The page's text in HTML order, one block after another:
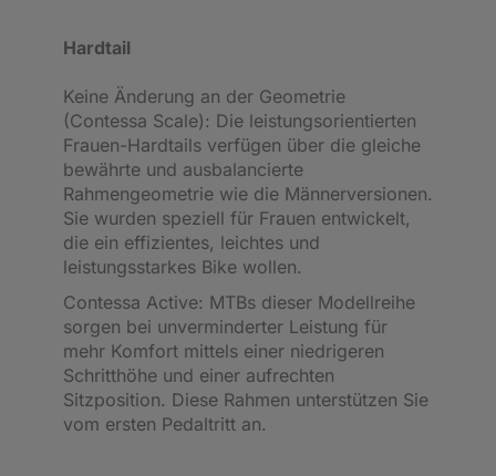
Hardtail
Keine Änderung an der Geometrie
(Contessa Scale): Die leistungsorientierten
Frauen-Hardtails verfügen über die gleiche
bewährte und ausbalancierte
Rahmengeometrie wie die Männerversionen.
Sie wurden speziell für Frauen entwickelt,
die ein effizientes, leichtes und
leistungsstarkes Bike wollen.
Contessa Active: MTBs dieser Modellreihe
sorgen bei unverminderter Leistung für
mehr Komfort mittels einer niedrigeren
Schritthöhe und einer aufrechten
Sitzposition. Diese Rahmen unterstützen Sie
vom ersten Pedaltritt an.